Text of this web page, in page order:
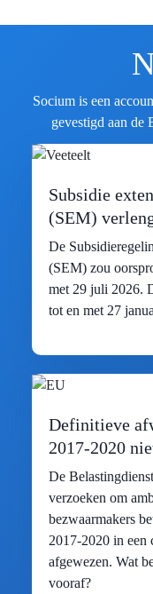
Socium is een
gevestigd aan de
Subsidie
(SEM)
De
(SEM) zou
met 29 juli 2026.
tot en met 27
Definitieve
2017-2020
De
verzoeken om
bezwaarmakers
2017-2020 in een
afgewezen. Wat
vooraf?